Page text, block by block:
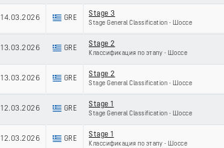
14.03.2026 GRE
Stage 3
Stage General Classification - Шоссе
13.03.2026 GRE
Stage 2
Классификация по этапу - Шоссе
13.03.2026 GRE
Stage 2
Stage General Classification - Шоссе
12.03.2026 GRE
Stage 1
Stage General Classification - Шоссе
12.03.2026 GRE
Stage 1
Классификация по этапу - Шоссе